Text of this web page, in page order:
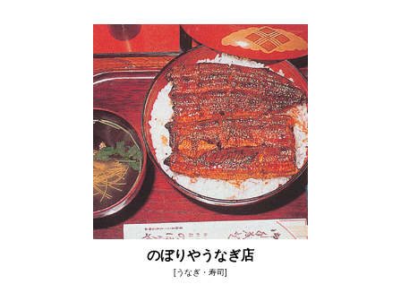
のぼりやうなぎ店
[うなぎ・寿司]